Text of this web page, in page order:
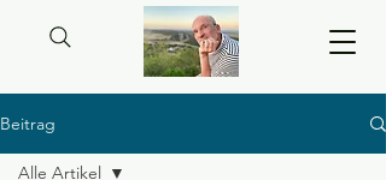
Beitrag
Alle Artikel